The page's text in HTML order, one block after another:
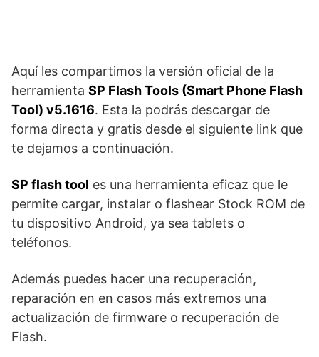
Aquí les compartimos la versión oficial de la
herramienta SP Flash Tools (Smart Phone Flash
Tool) v5.1616. Esta la podrás descargar de
forma directa y gratis desde el siguiente link que
te dejamos a continuación.
SP flash tool es una herramienta eficaz que le
permite cargar, instalar o flashear Stock ROM de
tu dispositivo Android, ya sea tablets o
teléfonos.
Además puedes hacer una recuperación,
reparación en en casos más extremos una
actualización de firmware o recuperación de
Flash.